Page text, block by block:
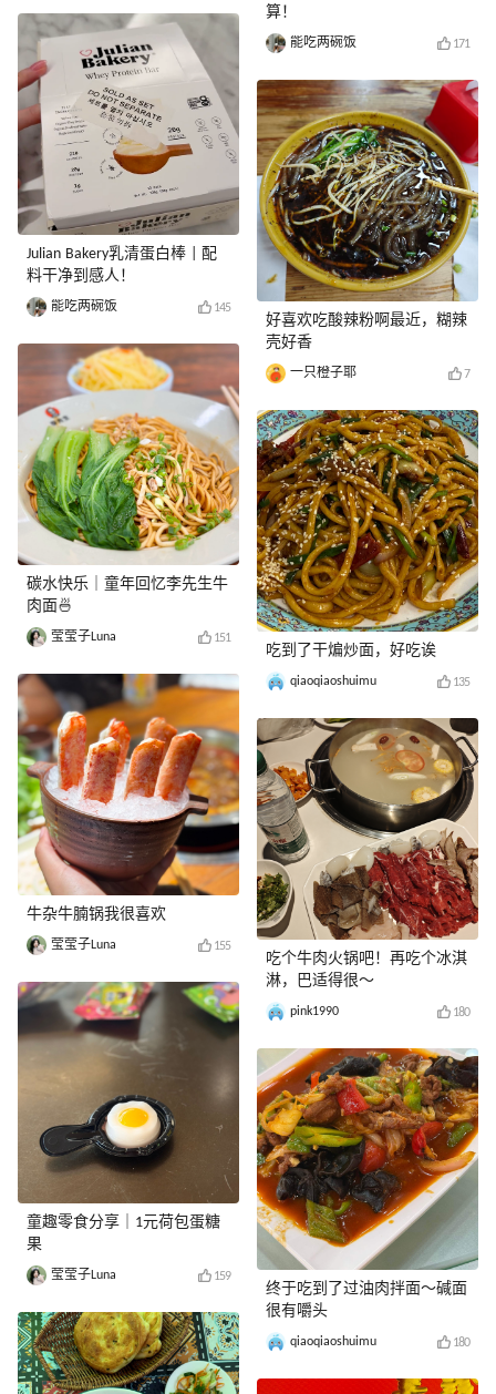
Julian Bakery乳清蛋白棒 | 配
料干净到感人！
能吃两碗饭 145
碳水快乐｜童年回忆李先生牛
肉面🍜
莹莹子Luna 151
牛杂牛腩锅我很喜欢
莹莹子Luna 155
童趣零食分享｜1元荷包蛋糖
果
莹莹子Luna 159
算！
能吃两碗饭 171
好喜欢吃酸辣粉啊最近，糊辣
壳好香
一只橙子耶 7
吃到了干煸炒面，好吃诶
qiaoqiaoshuimu 135
吃个牛肉火锅吧！再吃个冰淇
淋，巴适得很～
pink1990 180
终于吃到了过油肉拌面～碱面
很有嚼头
qiaoqiaoshuimu 180